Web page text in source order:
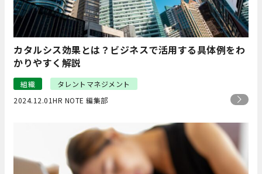
カタルシス効果とは？ビジネスで活用する具体例をわ
かりやすく解説
組織
タレントマネジメント
2024.12.01HR NOTE 編集部